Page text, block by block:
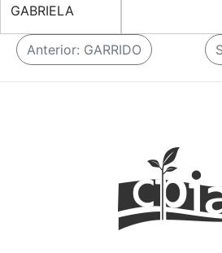
GABRIELA
N
a
Anterior: GARRIDO